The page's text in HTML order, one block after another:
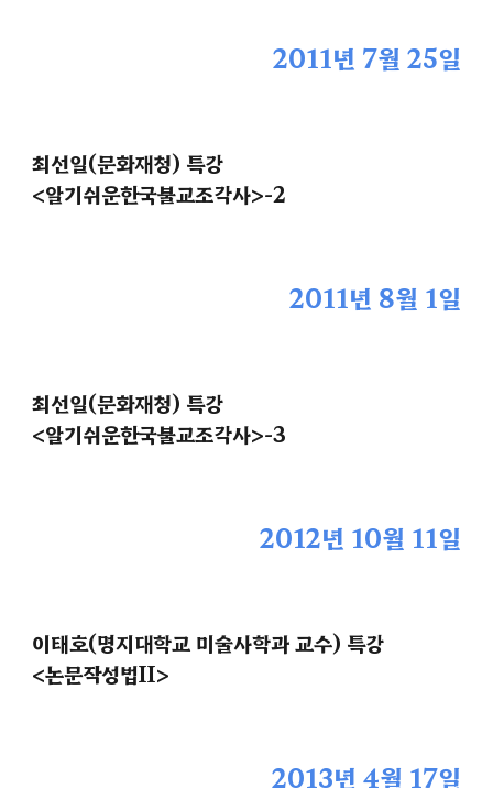
2011년 7월 25일
최선일(문화재청) 특강
<알기쉬운한국불교조각사>-2
2011년 8월 1일
최선일(문화재청) 특강
<알기쉬운한국불교조각사>-3
2012년 10월 11일
이태호(명지대학교 미술사학과 교수) 특강
<논문작성법II>
2013년 4월 17일